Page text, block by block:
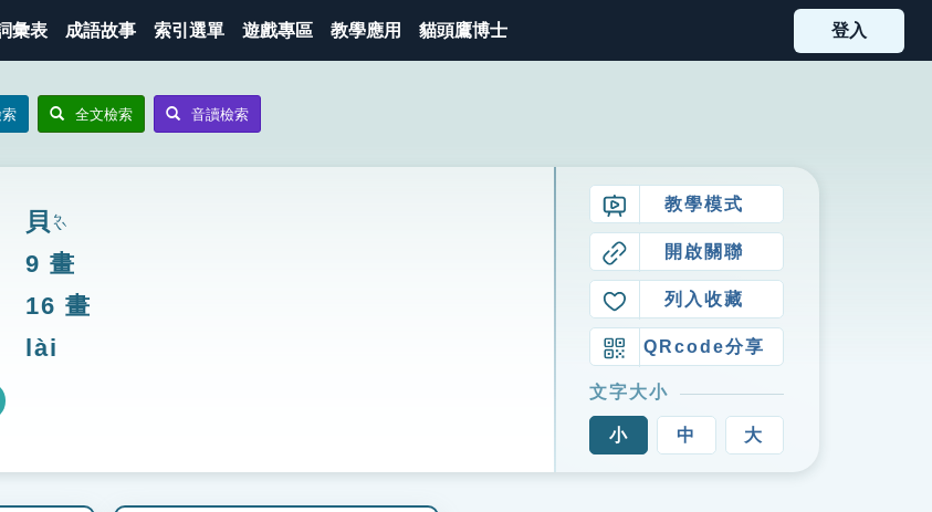
彙表 成語故事 索引選單 遊戲專區 教學應用 貓頭鷹博士 登入
全文檢索 音讀檢索
貝 ㄅㄟˋ
9 畫
16 畫
lài
教學模式
開啟關聯
列入收藏
QRcode分享
文字大小
小 中 大